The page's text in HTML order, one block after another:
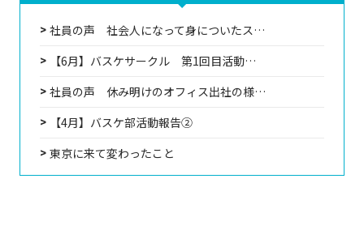
社員の声 社会人になって身についたス…
【6月】バスケサークル 第1回目活動…
社員の声 休み明けのオフィス出社の様…
【4月】バスケ部活動報告②
東京に来て変わったこと